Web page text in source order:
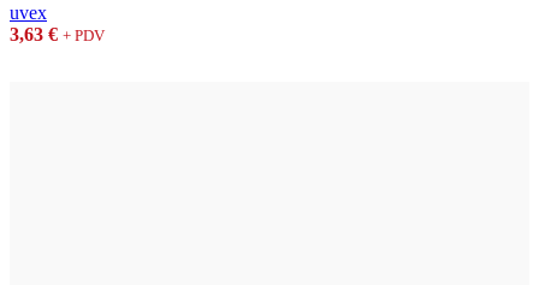
uvex
3,63 € + PDV